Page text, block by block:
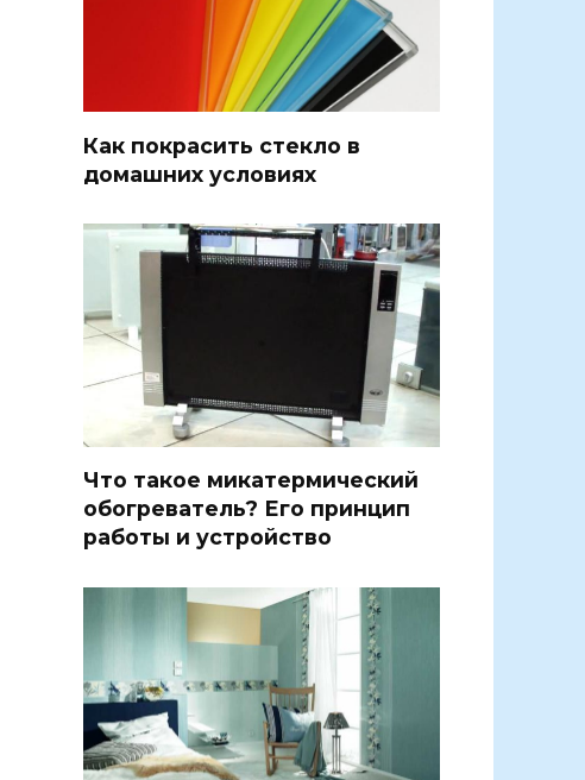
Как покрасить стекло в
домашних условиях
Что такое микатермический
обогреватель? Его принцип
работы и устройство